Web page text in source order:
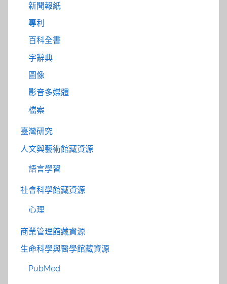
新聞報紙
專利
百科全書
字辭典
圖像
影音多媒體
檔案
臺灣研究
人文與藝術館藏資源
語言學習
社會科學館藏資源
心理
商業管理館藏資源
生命科學與醫學館藏資源
PubMed